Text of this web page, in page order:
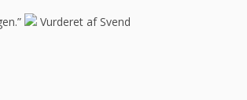
Vurderet af Svend